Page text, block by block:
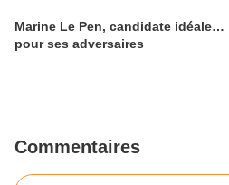
Marine Le Pen, candidate idéale…
pour ses adversaires
Commentaires